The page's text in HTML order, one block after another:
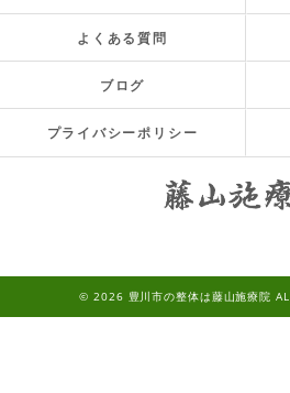
よくある質問
ブログ
プライバシーポリシー
© 2026 豊川市の整体は藤山施療院